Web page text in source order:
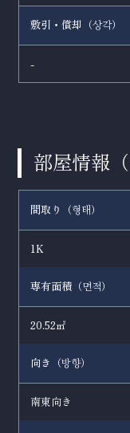
敷引・償却（상각）
-
部屋情報（
間取り（형태 ）
1K
専有面積（면적）
20.52㎡
向き（방향）
南東向き